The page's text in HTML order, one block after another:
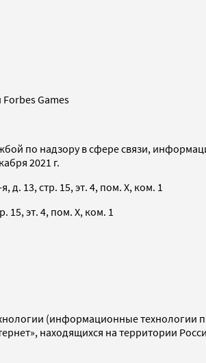
Forbes Games
по надзору в сфере связи,
2021 г.
д. 13, стр. 15, эт. 4, пом. X, ком. 1
15, эт. 4, пом. X, ком. 1
(информационные технологии
находящихся на территории